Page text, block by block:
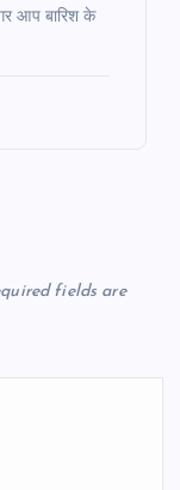
आप बारिश के
fields are